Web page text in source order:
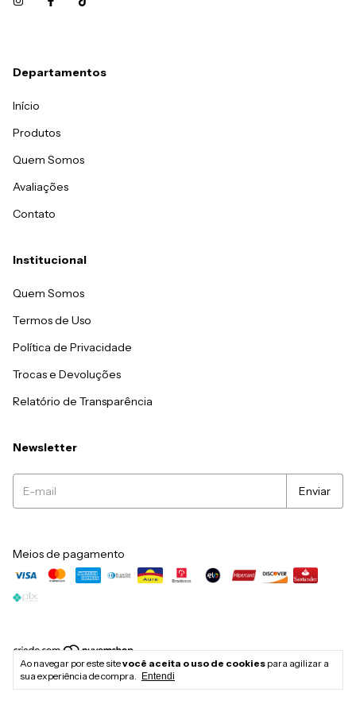
Ao navegar por este sitevocê aceita o uso de cookies para agilizar a
sua experiência de compra.
Entendi
Departamentos
Início
Produtos
Quem Somos
Avaliações
Contato
Institucional
Quem Somos
Termos de Uso
Política de Privacidade
Trocas e Devoluções
Relatório de Transparência
Newsletter
Meios de pagamento
Copyright Ws Natural - 38147008000158 - 2026. Todos os direitos
reservados.